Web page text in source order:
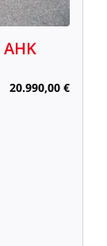
AHK
20.990,00 €